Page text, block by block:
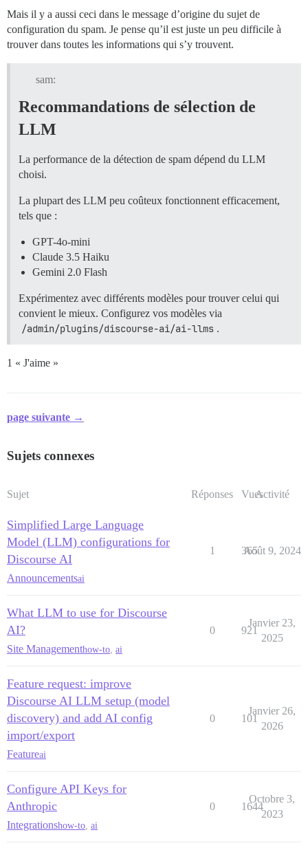
Mais il y a aussi ceci dans le message d’origine du sujet de
configuration du spam. Je pense qu’il est juste un peu difficile à
trouver dans toutes les informations qui s’y trouvent.
sam:
Recommandations de sélection de
LLM
La performance de la détection de spam dépend du LLM
choisi.
La plupart des LLM peu coûteux fonctionnent efficacement,
tels que :
GPT-4o-mini
Claude 3.5 Haiku
Gemini 2.0 Flash
Expérimentez avec différents modèles pour trouver celui qui
convient le mieux. Configurez vos modèles via
/admin/plugins/discourse-ai/ai-llms .
1 « J'aime »
page suivante →
Sujets connexes
Sujet Réponses VuesActivité
Simplified Large Language
Model (LLM) configurations for
Discourse AI
Announcementsai
1 365
Août 9, 2024
What LLM to use for Discourse
AI?
Site Managementhow-to ai
0 921
Janvier 23,
2025
Feature request: improve
Discourse AI LLM setup (model
discovery) and add AI config
import/export
Featureai
0 101
Janvier 26,
2026
Configure API Keys for
Anthropic
Integrationshow-to ai
0 1644
Octobre 3,
2023